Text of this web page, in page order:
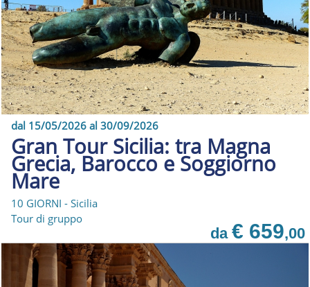
dal 15/05/2026 al 30/09/2026
Gran Tour Sicilia: tra Magna
Grecia, Barocco e Soggiorno
Mare
10 GIORNI - Sicilia
Tour di gruppo
da € 659,00